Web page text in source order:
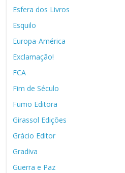
Esfera dos Livros
Esquilo
Europa-América
Exclamação!
FCA
Fim de Século
Fumo Editora
Girassol Edições
Grácio Editor
Gradiva
Guerra e Paz